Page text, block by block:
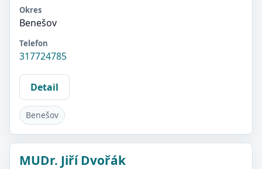
Okres
Benešov
Telefon
317724785
Detail
Benešov
MUDr. Jiří Dvořák